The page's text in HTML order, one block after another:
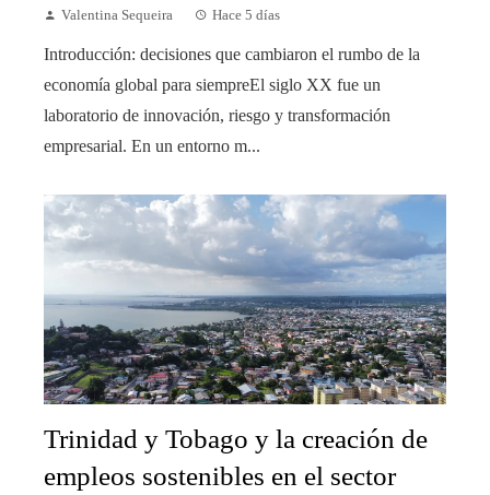
Valentina Sequeira Hace 5 días
Introducción: decisiones que cambiaron el rumbo de la
economía global para siempreEl siglo XX fue un
laboratorio de innovación, riesgo y transformación
empresarial. En un entorno m...
Trinidad y Tobago y la creación de
empleos sostenibles en el sector